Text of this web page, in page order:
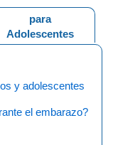
para
Adolescentes
y adolescentes
el embarazo?